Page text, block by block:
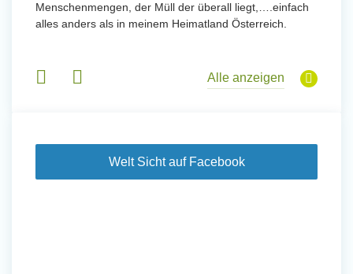
Menschenmengen, der Müll der überall liegt,….einfach
alles anders als in meinem Heimatland Österreich.
Alle anzeigen
Welt Sicht auf Facebook